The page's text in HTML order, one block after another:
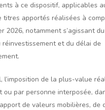
à ce dispositif, applicables
titres apportés réalisées à
2026, notamment s’agissant du
et du délai de
l’imposition de la plus-value
ou par personne interposée,
de valeurs mobilières, de